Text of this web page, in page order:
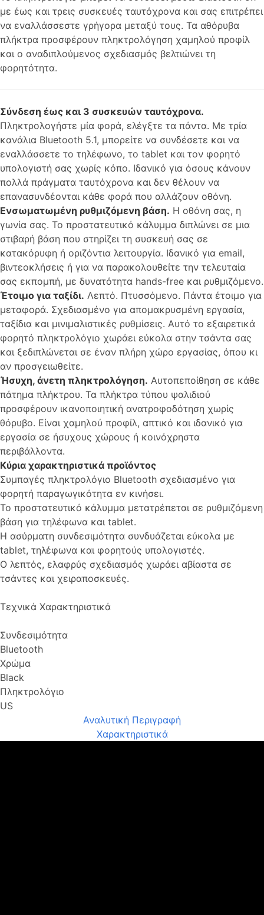
με έως και τρεις συσκευές ταυτόχρονα και σας επιτρέπει
να εναλλάσσεστε γρήγορα μεταξύ τους. Τα αθόρυβα
πλήκτρα προσφέρουν πληκτρολόγηση χαμηλού προφίλ
και ο αναδιπλούμενος σχεδιασμός βελτιώνει τη
φορητότητα.
Σύνδεση έως και 3 συσκευών ταυτόχρονα.
Πληκτρολογήστε μία φορά, ελέγξτε τα πάντα. Με τρία
κανάλια Bluetooth 5.1, μπορείτε να συνδέσετε και να
εναλλάσσετε το τηλέφωνο, το tablet και τον φορητό
υπολογιστή σας χωρίς κόπο. Ιδανικό για όσους κάνουν
πολλά πράγματα ταυτόχρονα και δεν θέλουν να
επανασυνδέονται κάθε φορά που αλλάζουν οθόνη.
Ενσωματωμένη ρυθμιζόμενη βάση. Η οθόνη σας, η
γωνία σας. Το προστατευτικό κάλυμμα διπλώνει σε μια
στιβαρή βάση που στηρίζει τη συσκευή σας σε
κατακόρυφη ή οριζόντια λειτουργία. Ιδανικό για email,
βιντεοκλήσεις ή για να παρακολουθείτε την τελευταία
σας εκπομπή, με δυνατότητα hands-free και ρυθμιζόμενο.
Έτοιμο για ταξίδι. Λεπτό. Πτυσσόμενο. Πάντα έτοιμο για
μεταφορά. Σχεδιασμένο για απομακρυσμένη εργασία,
ταξίδια και μινιμαλιστικές ρυθμίσεις. Αυτό το εξαιρετικά
φορητό πληκτρολόγιο χωράει εύκολα στην τσάντα σας
και ξεδιπλώνεται σε έναν πλήρη χώρο εργασίας, όπου κι
αν προσγειωθείτε.
Ήσυχη, άνετη πληκτρολόγηση. Αυτοπεποίθηση σε κάθε
πάτημα πλήκτρου. Τα πλήκτρα τύπου ψαλιδιού
προσφέρουν ικανοποιητική ανατροφοδότηση χωρίς
θόρυβο. Είναι χαμηλού προφίλ, απτικό και ιδανικό για
εργασία σε ήσυχους χώρους ή κοινόχρηστα
περιβάλλοντα.
Κύρια χαρακτηριστικά προϊόντος
Συμπαγές πληκτρολόγιο Bluetooth σχεδιασμένο για
φορητή παραγωγικότητα εν κινήσει.
Το προστατευτικό κάλυμμα μετατρέπεται σε ρυθμιζόμενη
βάση για τηλέφωνα και tablet.
Η ασύρματη συνδεσιμότητα συνδυάζεται εύκολα με
tablet, τηλέφωνα και φορητούς υπολογιστές.
Ο λεπτός, ελαφρύς σχεδιασμός χωράει αβίαστα σε
τσάντες και χειραποσκευές.
Τεχνικά Χαρακτηριστικά
Συνδεσιμότητα
Bluetooth
Χρώμα
Black
Πληκτρολόγιο
US
Αναλυτική Περιγραφή
Χαρακτηριστικά